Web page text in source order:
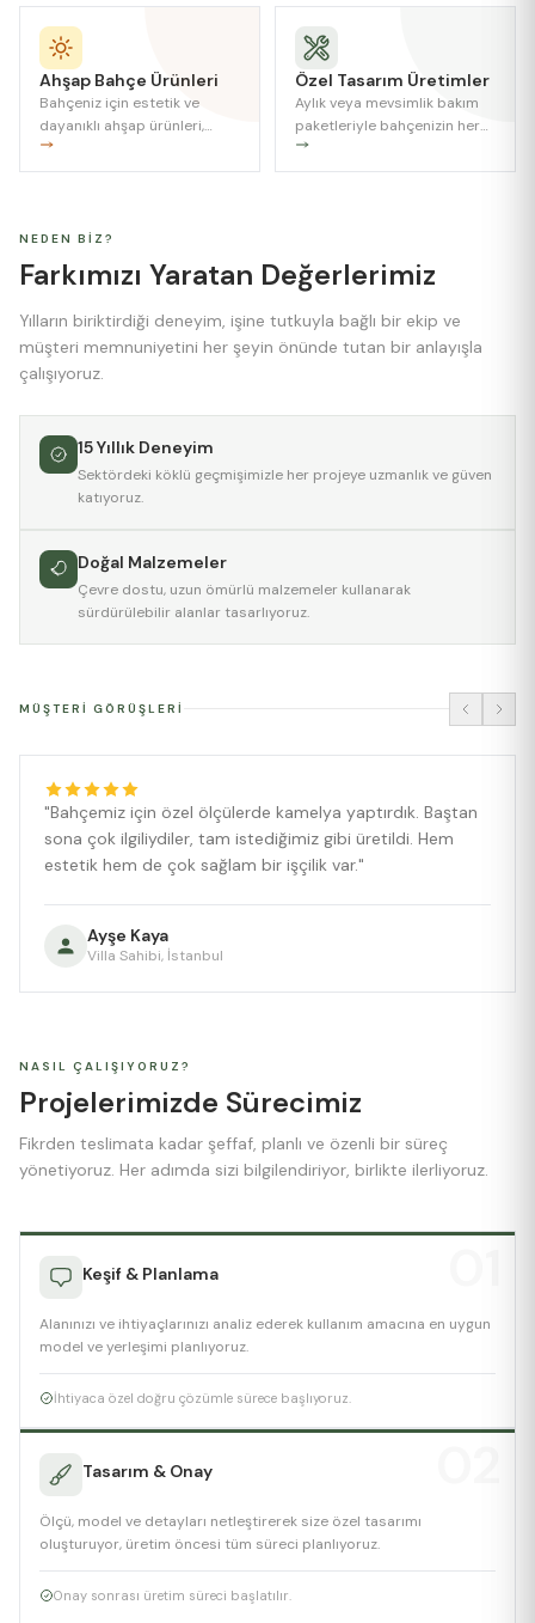
Ahşap Bahçe Ürünleri
Bahçeniz için estetik ve
dayanıklı ahşap ürünleri,
isteğe özel ölçü ve
tasarımlarla üretiyoruz.
Özel Tasarım Üretimler
Aylık veya mevsimlik bakım
paketleriyle bahçenizin her
zaman en iyi görünümde
olması.
NEDEN BIZ?
Farkımızı Yaratan Değerlerimiz
Yılların biriktirdiği deneyim, işine tutkuyla bağlı bir ekip ve
müşteri memnuniyetini her şeyin önünde tutan bir anlayışla
çalışıyoruz.
15 Yıllık Deneyim
Sektördeki köklü geçmişimizle her projeye uzmanlık ve güven
katıyoruz.
Doğal Malzemeler
Çevre dostu, uzun ömürlü malzemeler kullanarak
sürdürülebilir alanlar tasarlıyoruz.
MÜŞTERI GÖRÜŞLERI
"Bahçemiz için özel ölçülerde kamelya yaptırdık. Baştan
sona çok ilgiliydiler, tam istediğimiz gibi üretildi. Hem
estetik hem de çok sağlam bir işçilik var."
Ayşe Kaya
Villa Sahibi, İstanbul
NASIL ÇALIŞIYORUZ?
Projelerimizde Sürecimiz
Fikrden teslimata kadar şeffaf, planlı ve özenli bir süreç
yönetiyoruz. Her adımda sizi bilgilendiriyor, birlikte ilerliyoruz.
Keşif & Planlama
Alanınızı ve ihtiyaçlarınızı analiz ederek kullanım amacına en uygun
model ve yerleşimi planlıyoruz.
İhtiyaca özel doğru çözümle sürece başlıyoruz.
Tasarım & Onay
Ölçü, model ve detayları netleştirerek size özel tasarımı
oluşturuyor, üretim öncesi tüm süreci planlıyoruz.
Onay sonrası üretim süreci başlatılır.